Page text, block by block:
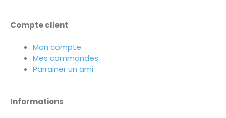
Compte client
Mon compte
Mes commandes
Parrainer un ami
Informations